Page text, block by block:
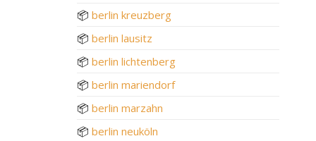
📦 berlin kreuzberg
📦 berlin lausitz
📦 berlin lichtenberg
📦 berlin mariendorf
📦 berlin marzahn
📦 berlin neuköln